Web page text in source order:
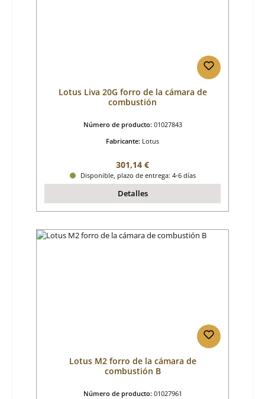
Lotus Liva 20G forro de la cámara de
combustión
Número de producto: 01027843
Fabricante: Lotus
Precio normal:
301,14 €
Disponible, plazo de entrega: 4-6 días
Detalles
Lotus M2 forro de la cámara de
combustión B
Número de producto: 01027961